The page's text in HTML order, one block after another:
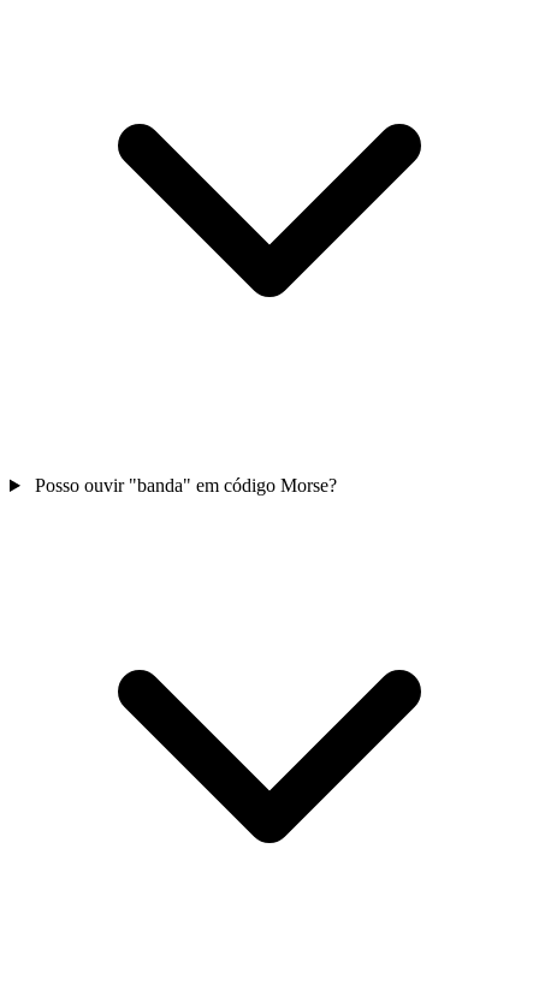
Posso ouvir "banda" em código Morse?